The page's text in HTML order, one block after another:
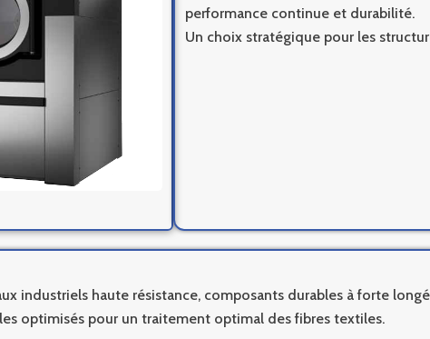
performance continue et durabilité.
Un choix stratégique pour les
industriels haute résistance, composants durables à forte
optimisés pour un traitement optimal des fibres textiles.